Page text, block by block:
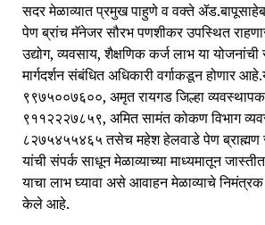
सदर मेळाव्यात प्रमुख पाहुणे व वक्ते
पेण ब्रांच मॅनेजर सौरभ पणशीकर उपस्थित
उद्योग, व्यवसाय, शैक्षणिक कर्ज लाभ या योजनांची
मार्गदर्शन संबंधित अधिकारी वर्गाकडून होणार
९९७५००७६००, अमृत रायगड जिल्हा
९११२२२७८५९, अमित सामंत कोकण विभाग
८२७५४५५४६५ तसेच महेश हेलवाडे पेण
यांची संपर्क साधून मेळाव्याच्या माध्यमातून
याचा लाभ घ्यावा असे आवाहन मेळाव्याचे
केले आहे.